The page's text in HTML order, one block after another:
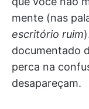
mente (nas
escritório ruim
documentado
perca na
desapareçam.